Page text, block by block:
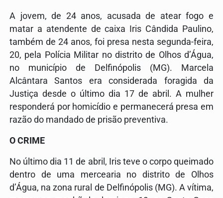
A jovem, de 24 anos, acusada de atear fogo e
matar a atendente de caixa Iris Cândida Paulino,
também de 24 anos, foi presa nesta segunda-feira,
20, pela Polícia Militar no distrito de Olhos d’Água,
no município de Delfinópolis (MG). Marcela
Alcântara Santos era considerada foragida da
Justiça desde o último dia 17 de abril. A mulher
responderá por homicídio e permanecerá presa em
razão do mandado de prisão preventiva.
O CRIME
No último dia 11 de abril, Iris teve o corpo queimado
dentro de uma mercearia no distrito de Olhos
d’Água, na zona rural de Delfinópolis (MG). A vítima,